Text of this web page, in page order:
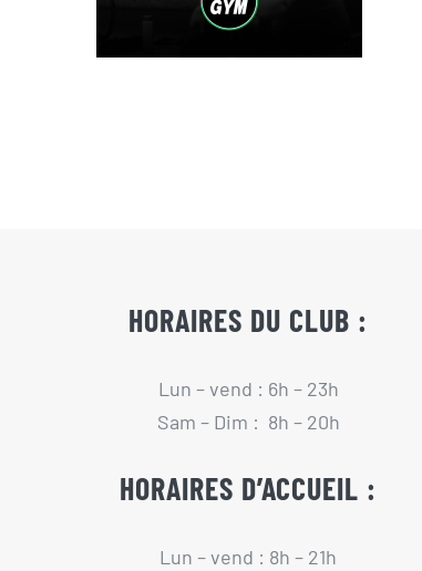
HORAIRES DU CLUB :
Lun – vend : 6h – 23h
Sam – Dim : 8h – 20h
HORAIRES D’ACCUEIL :
Lun – vend : 8h – 21h